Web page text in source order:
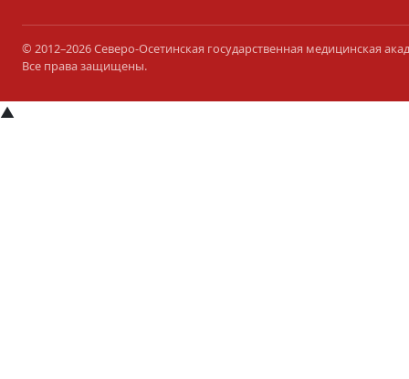
© 2012–2026 Северо-Осетинская государственная медицинская
Все права защищены.
▲